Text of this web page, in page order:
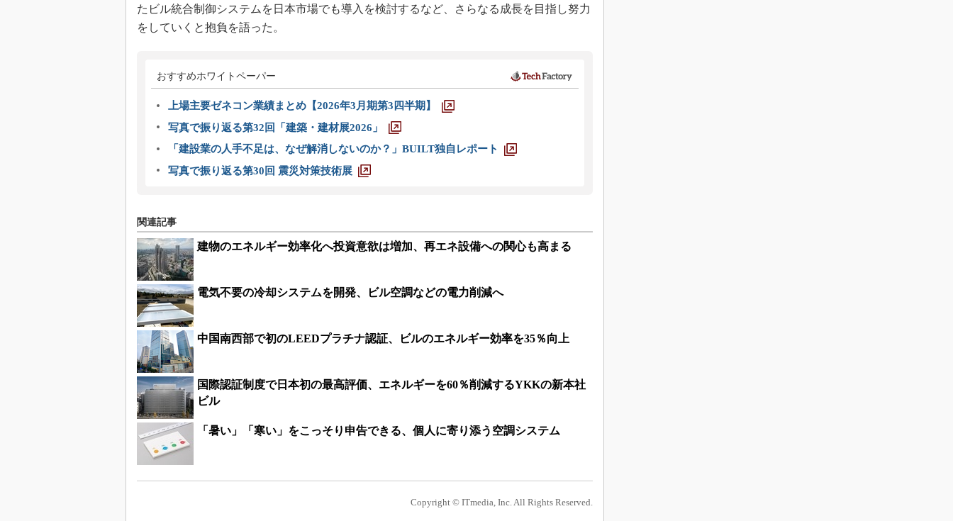
たビル統合制御システムを日本市場でも導入を検討するなど、さらなる成長を目指し努力
をしていくと抱負を語った。
おすすめホワイトペーパー
上場主要ゼネコン業績まとめ【2026年3月期第3四半期】
写真で振り返る第32回「建築・建材展2026」
「建設業の人手不足は、なぜ解消しないのか？」BUILT独自レポート
写真で振り返る第30回 震災対策技術展
関連記事
建物のエネルギー効率化へ投資意欲は増加、再エネ設備への関心も高まる
電気不要の冷却システムを開発、ビル空調などの電力削減へ
中国南西部で初のLEEDプラチナ認証、ビルのエネルギー効率を35％向上
国際認証制度で日本初の最高評価、エネルギーを60％削減するYKKの新本社
ビル
「暑い」「寒い」をこっそり申告できる、個人に寄り添う空調システム
Copyright © ITmedia, Inc. All Rights Reserved.